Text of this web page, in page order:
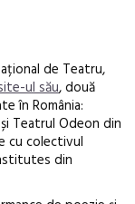
de Teatru,
ul său, două
în România:
Teatrul Odeon din
cu colectivul
din